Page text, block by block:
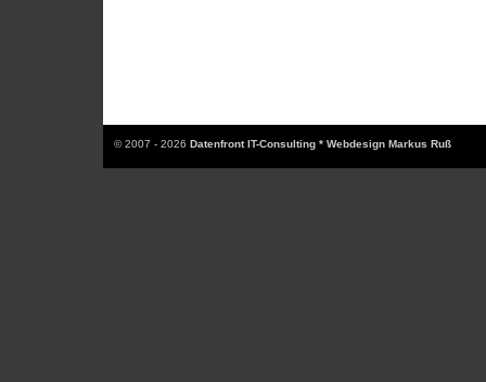
© 2007 - 2026 Datenfront IT-Consulting * Webdesign Markus Ruß